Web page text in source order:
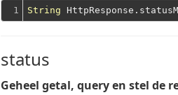
1 String
status
Geheel getal, query en stel